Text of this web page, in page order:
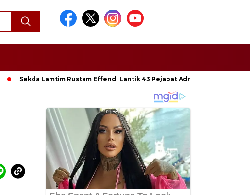
Sekda Lamtim Rustam Effendi Lantik 43 Pejabat Administrator dan